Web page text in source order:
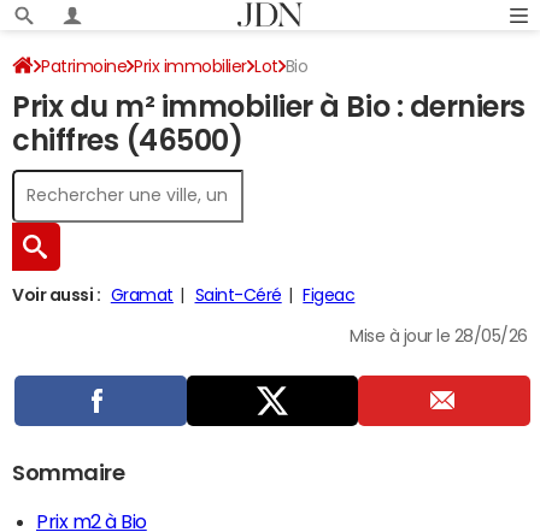
Patrimoine Prix immobilier Lot Bio
Prix du m² immobilier à Bio : derniers
chiffres (46500)
Voir aussi : Gramat Saint-Céré Figeac
Mise à jour le 28/05/26
Sommaire
Prix m2 à Bio